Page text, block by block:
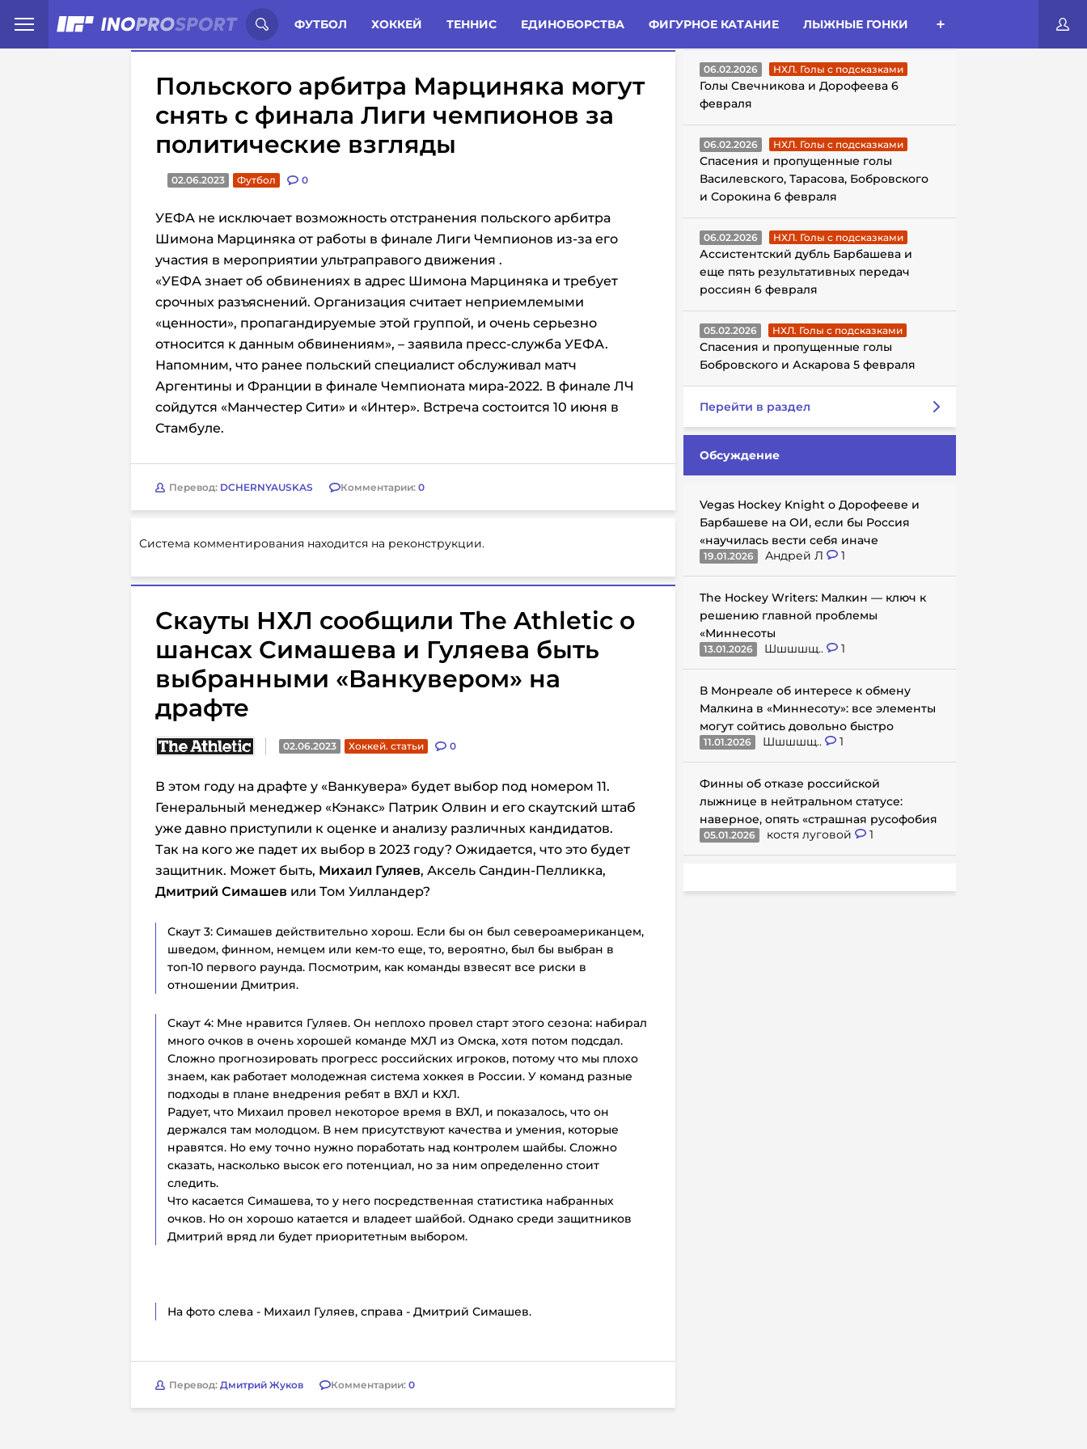
ФУТБОЛ ХОККЕЙ ТЕННИС ЕДИНОБОРСТВА ФИГУРНОЕ КАТАНИЕ ЛЫЖНЫЕ ГОНКИ
Иностранцы о спорте России: Статьи Комменты Новости
Польского арбитра Марциняка могут
снять с финала Лиги чемпионов за
политические взгляды
02.06.2023 Футбол 0
УЕФА не исключает возможность отстранения польского арбитра
Шимона Марциняка от работы в финале Лиги Чемпионов из-за его
участия в мероприятии ультраправого движения .
«УЕФА знает об обвинениях в адрес Шимона Марциняка и требует
срочных разъяснений. Организация считает неприемлемыми
«ценности», пропагандируемые этой группой, и очень серьезно
относится к данным обвинениям», – заявила пресс-служба УЕФА.
Напомним, что ранее польский специалист обслуживал матч
Аргентины и Франции в финале Чемпионата мира-2022. В финале ЛЧ
сойдутся «Манчестер Сити» и «Интер». Встреча состоится 10 июня в
Стамбуле.
Перевод: DCHERNYAUSKAS Комментарии: 0
Система комментирования находится на реконструкции.
Скауты НХЛ сообщили The Athletic о
шансах Симашева и Гуляева быть
выбранными «Ванкувером» на
драфте
02.06.2023 Хоккей. статьи 0
В этом году на драфте у «Ванкувера» будет выбор под номером 11.
Генеральный менеджер «Кэнакс» Патрик Олвин и его скаутский штаб
уже давно приступили к оценке и анализу различных кандидатов.
Так на кого же падет их выбор в 2023 году? Ожидается, что это будет
защитник. Может быть, Михаил Гуляев, Аксель Сандин-Пелликка,
Дмитрий Симашев или Том Уилландер?
Скаут 3: Симашев действительно хорош. Если бы он был североамериканцем,
шведом, финном, немцем или кем-то еще, то, вероятно, был бы выбран в
топ-10 первого раунда. Посмотрим, как команды взвесят все риски в
отношении Дмитрия.
Скаут 4: Мне нравится Гуляев. Он неплохо провел старт этого сезона: набирал
много очков в очень хорошей команде МХЛ из Омска, хотя потом подсдал.
Сложно прогнозировать прогресс российских игроков, потому что мы плохо
знаем, как работает молодежная система хоккея в России. У команд разные
подходы в плане внедрения ребят в ВХЛ и КХЛ.
Радует, что Михаил провел некоторое время в ВХЛ, и показалось, что он
держался там молодцом. В нем присутствуют качества и умения, которые
нравятся. Но ему точно нужно поработать над контролем шайбы. Сложно
сказать, насколько высок его потенциал, но за ним определенно стоит
следить.
Что касается Симашева, то у него посредственная статистика набранных
очков. Но он хорошо катается и владеет шайбой. Однако среди защитников
Дмитрий вряд ли будет приоритетным выбором.
На фото слева - Михаил Гуляев, справа - Дмитрий Симашев.
Перевод: Дмитрий Жуков Комментарии: 0
ГОЛЫ С ПОДСКАЗКАМИ
06.02.2026 НХЛ. Голы с подсказками
Голы Свечникова и Дорофеева 6
февраля
06.02.2026 НХЛ. Голы с подсказками
Спасения и пропущенные голы
Василевского, Тарасова, Бобровского
и Сорокина 6 февраля
06.02.2026 НХЛ. Голы с подсказками
Ассистентский дубль Барбашева и
еще пять результативных передач
россиян 6 февраля
05.02.2026 НХЛ. Голы с подсказками
Спасения и пропущенные голы
Бобровского и Аскарова 5 февраля
Перейти в раздел
Обсуждение
Vegas Hockey Knight о Дорофееве и
Барбашеве на ОИ, если бы Россия
«научилась вести себя иначе
19.01.2026 Андрей Л 1
The Hockey Writers: Малкин — ключ к
решению главной проблемы
«Миннесоты
13.01.2026 Шшшшщ.. 1
В Монреале об интересе к обмену
Малкина в «Миннесоту»: все элементы
могут сойтись довольно быстро
11.01.2026 Шшшшщ.. 1
Финны об отказе российской
лыжнице в нейтральном статусе:
наверное, опять «страшная русофобия
05.01.2026 костя луговой 1